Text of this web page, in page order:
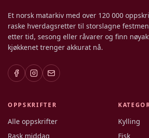
Et norsk matarkiv med over 120 000
raske hverdagsretter til storslagne
etter tid, sesong eller råvarer og finn
kjøkkenet trenger akkurat nå.
OPPSKRIFTER
Alle oppskrifter
Rask middag
Kylling
Fisk